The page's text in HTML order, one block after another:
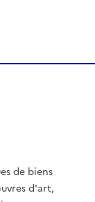
de biens
d'art,